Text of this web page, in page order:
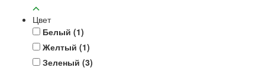
Цвет
Белый (1)
Желтый (1)
Зеленый (3)